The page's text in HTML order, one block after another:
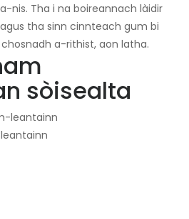
nis. Tha i na boireannach làidir
tha sinn cinnteach gum bi
a-rithist, aon latha.
sòisealta
leantainn